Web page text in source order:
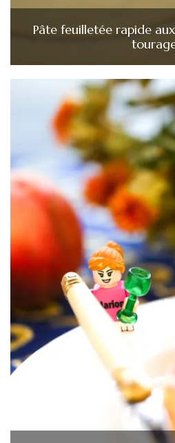
Pâte feuilletée rapide aux